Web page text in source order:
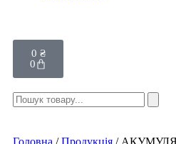
0 ₴
0
Головна /Продукція /